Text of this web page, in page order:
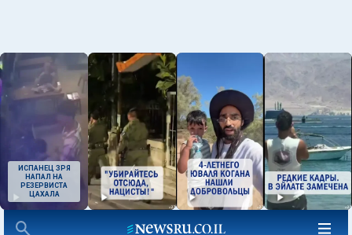
ИСПАНЕЦ ЗРЯ
НАПАЛ НА
РЕЗЕРВИСТА
ЦАХАЛА